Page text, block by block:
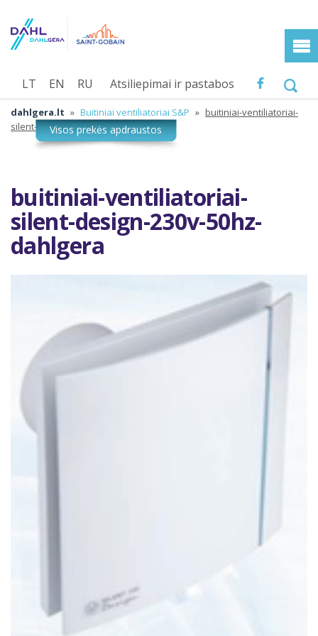
Atsiliepimai ir pastabos
LT EN RU
dahlgera.lt » Buitiniai ventiliatoriai S&P » buitiniai-ventiliatoriai-
silent-design-230v-50hz-dahlgera
buitiniai-ventiliatoriai-
silent-design-230v-50hz-
dahlgera